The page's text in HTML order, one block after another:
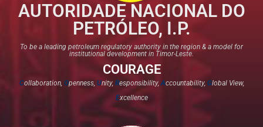
AUTORIDADE NACIONAL DO
PETRÓLEO, I.P.
To be a leading petroleum regulatory authority in the region & a model for
institutional development in Timor-Leste.
COURAGE
Collaboration, Openness, Unity, Responsibility,Accountability, Global View,
Excellence​